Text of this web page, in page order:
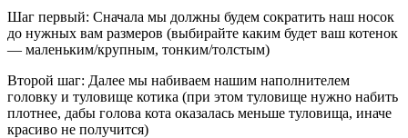
Шаг первый: Сначала мы должны будем сократить наш носок
до нужных вам размеров (выбирайте каким будет ваш котенок
— маленьким/крупным, тонким/толстым)
Второй шаг: Далее мы набиваем нашим наполнителем
головку и туловище котика (при этом туловище нужно набить
плотнее, дабы голова кота оказалась меньше туловища, иначе
красиво не получится)